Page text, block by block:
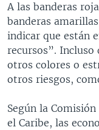
A las banderas
banderas
indicar que están
recursos”. Incluso
otros colores o
otros riesgos,
Según la
el Caribe, las